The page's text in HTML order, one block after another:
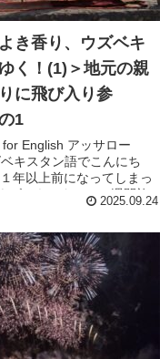
き香り、ウズベキ
く！(1)＞地元の親
に飛び入り参
1
English アッサロー
キスタン語でこんにち
年以上前になってしまっ
ズベキスタンに２週間旅
た。 ハイライトを書いた
2025.09.24